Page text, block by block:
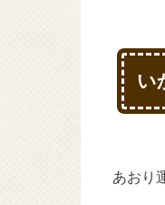
い
あおり